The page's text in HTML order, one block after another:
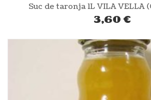
Suc de taronja 1L VILA VELLA
3,60 €